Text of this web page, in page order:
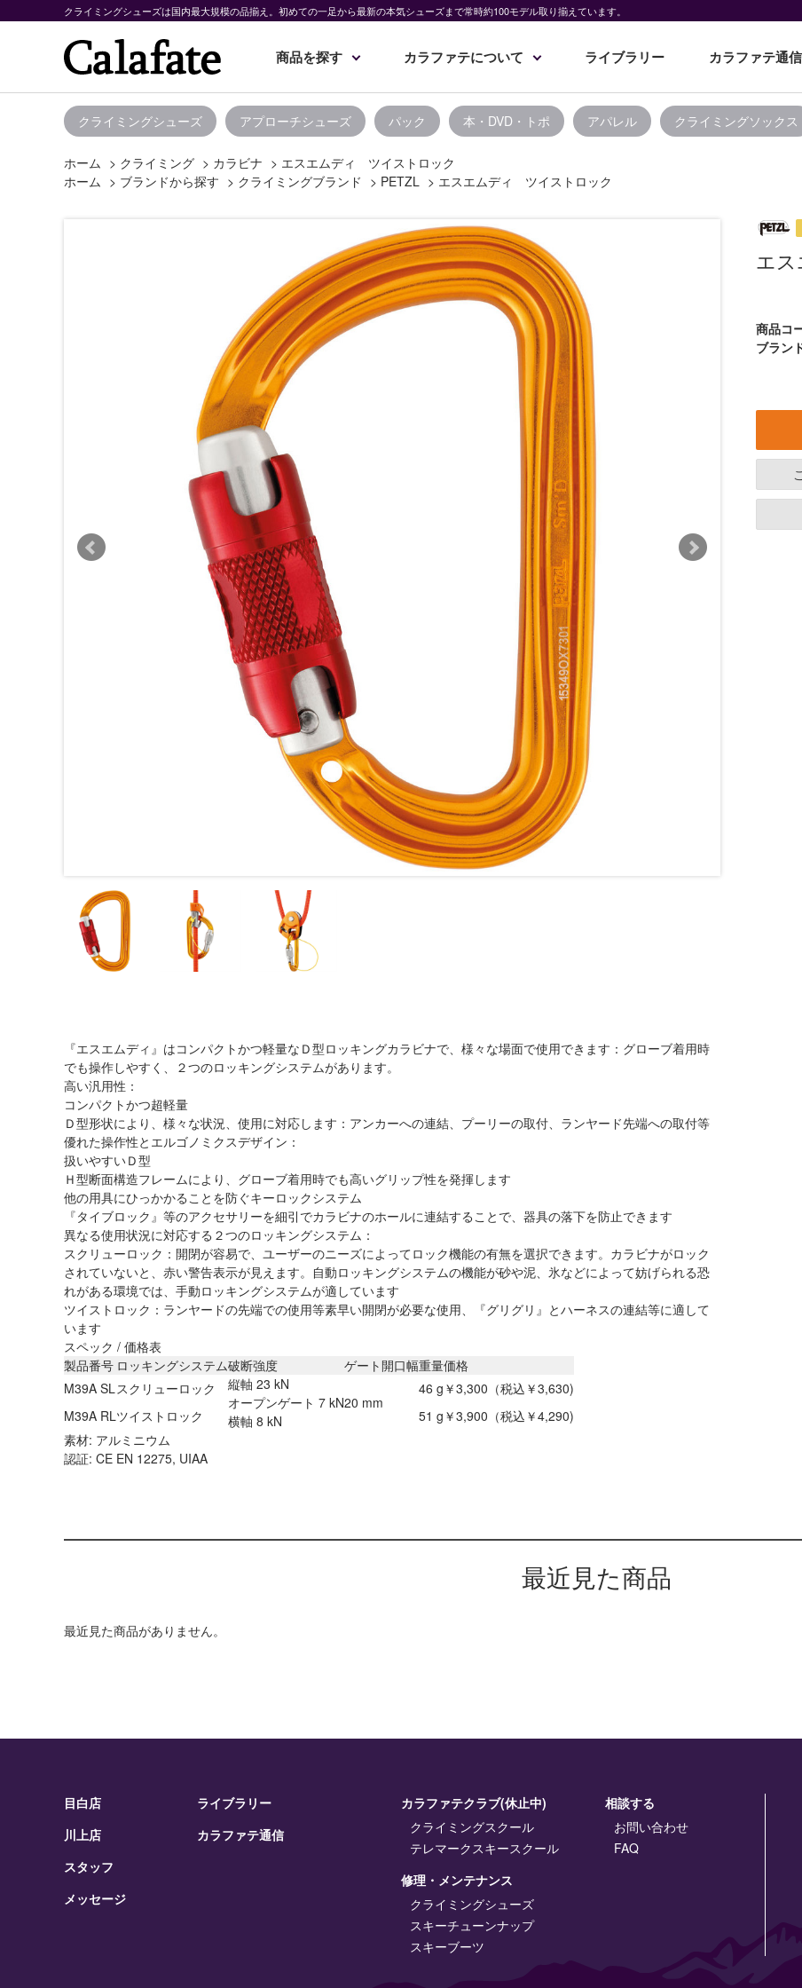
クライミングシューズは国内最大規模の品揃え。初めての一足から最新の本気シューズまで常時約100モデル取り揃えています。
商品を探す カラファテについて ライブラリー カラファテ通信
クライミングシューズ アプローチシューズ パック 本・DVD・トポ アパレル クライミングソックス
ホーム > クライミング > カラビナ > エスエムディ ツイストロック
ホーム > ブランドから探す > クライミングブランド > PETZL > エスエムディ ツイストロック
『エスエムディ』はコンパクトかつ軽量なＤ型ロッキングカラビナで、様々な場面で使用できます：グローブ着用時
でも操作しやすく、２つのロッキングシステムがあります。
高い汎用性：
コンパクトかつ超軽量
Ｄ型形状により、様々な状況、使用に対応します：アンカーへの連結、プーリーの取付、ランヤード先端への取付等
優れた操作性とエルゴノミクスデザイン：
扱いやすいＤ型
Ｈ型断面構造フレームにより、グローブ着用時でも高いグリップ性を発揮します
他の用具にひっかかることを防ぐキーロックシステム
『タイブロック』等のアクセサリーを細引でカラビナのホールに連結することで、器具の落下を防止できます
異なる使用状況に対応する２つのロッキングシステム：
スクリューロック：開閉が容易で、ユーザーのニーズによってロック機能の有無を選択できます。カラビナがロック
されていないと、赤い警告表示が見えます。自動ロッキングシステムの機能が砂や泥、氷などによって妨げられる恐
れがある環境では、手動ロッキングシステムが適しています
ツイストロック：ランヤードの先端での使用等素早い開閉が必要な使用、『グリグリ』とハーネスの連結等に適して
います
スペック / 価格表
製品番号 ロッキングシステム破断強度 ゲート開口幅重量価格
M39A SLスクリューロック
縦軸 23 kN
オープンゲート 7 kN
横軸 8 kN
20 mm
46 g ￥3,300（税込￥3,630)
M39A RLツイストロック 51 g ￥3,900（税込￥4,290)
素材: アルミニウム
認証: CE EN 12275, UIAA
エ
商品コ
ブラン
最近見た商品
最近見た商品がありません。
目白店
川上店
スタッフ
メッセージ
ライブラリー
カラファテ通信
カラファテクラブ(休止中)
クライミングスクール
テレマークスキースクール
修理・メンテナンス
クライミングシューズ
スキーチューンナップ
スキーブーツ
相談する
お問い合わせ
FAQ